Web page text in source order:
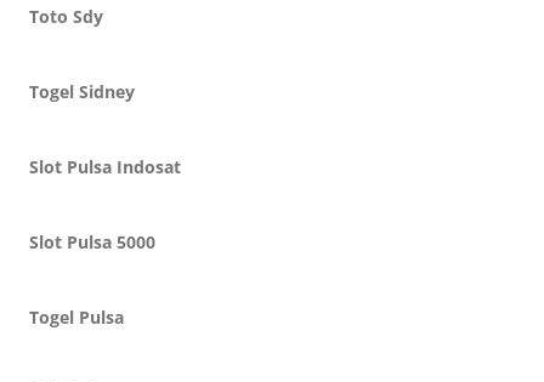
Toto Sdy
Togel Sidney
Slot Pulsa Indosat
Slot Pulsa 5000
Togel Pulsa